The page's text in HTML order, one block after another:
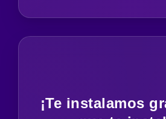
¡Te instalamos